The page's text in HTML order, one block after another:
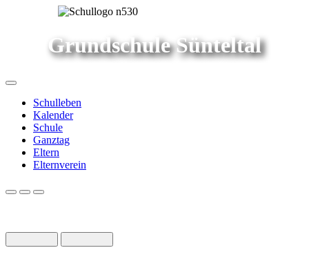
Grundschule Sünteltal
Schulleben
Kalender
Schule
Ganztag
Eltern
Elternverein